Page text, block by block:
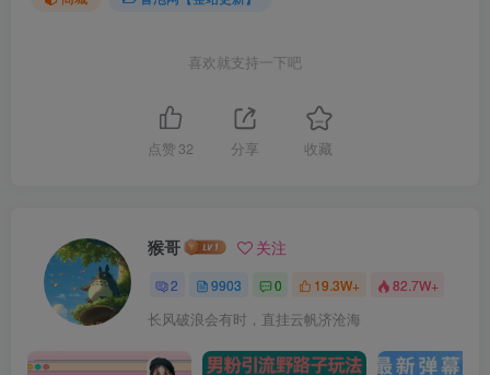
喜欢就支持一下吧
点赞 32 分享 收藏
猴哥 关注
2 9903 0 19.3W+ 82.7W+
长风破浪会有时，直挂云帆济沧海